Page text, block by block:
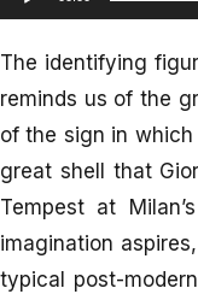
The identifying
reminds us of the
of the sign in
great shell that
Tempest at
imagination
typical post-